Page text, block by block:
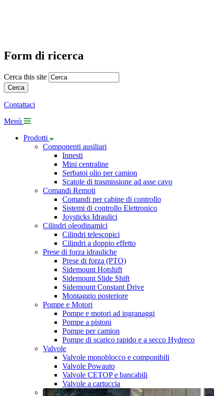
Form di ricerca
Cerca this site
Contattaci
Menù
Prodotti
Componenti ausiliari
Innesti
Mini centraline
Serbatoi olio per camion
Scatole di trasmissione ad asse cavo
Comandi Remoti
Comandi per cabine di controllo
Sistemi di controllo Elettronico
Joysticks Idraulici
Cilindri oleodinamici
Cilindri telescopici
Cilindri a doppio effetto
Prese di forza idrauliche
Prese di forza (PTO)
Sidemount Hotshift
Sidemount Slide Shift
Sidemount Constant Drive
Montaggio posteriore
Pompe e Motori
Pompe e motori ad ingranaggi
Pompe a pistoni
Pompe per camion
Pompe di scarico rapido e a secco Hydreco
Valvole
Valvole monoblocco e componibili
Valvole Powauto
Valvole CETOP e bancabili
Valvole a cartuccia